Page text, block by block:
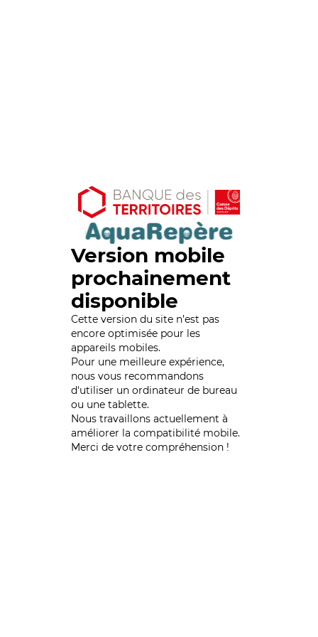
Version mobile
prochainement
disponible
Cette version du site n’est pas
encore optimisée pour les
appareils mobiles.
Pour une meilleure expérience,
nous vous recommandons
d'utiliser un ordinateur de bureau
ou une tablette.
Nous travaillons actuellement à
améliorer la compatibilité mobile.
Merci de votre compréhension !